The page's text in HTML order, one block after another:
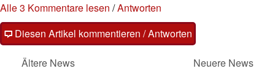
Alle 3 Kommentare lesen /Antworten
Diesen Artikel kommentieren / Antworten
Ältere News
Neuere News